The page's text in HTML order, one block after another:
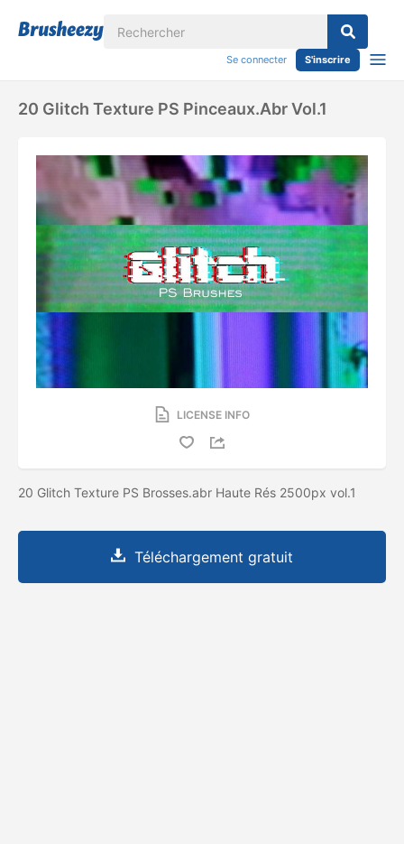
Se connecter S'inscrire
20 Glitch Texture PS Pinceaux.abr Vol.1
LICENSE INFO
20 Glitch Texture PS Brosses.abr Haute Rés 2500px vol.1
Téléchargement gratuit